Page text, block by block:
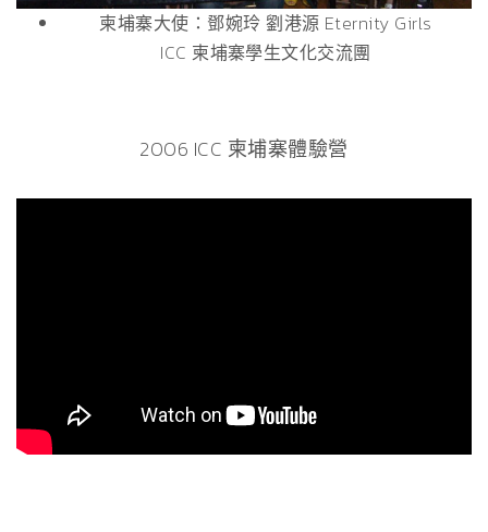
柬埔寨大使：鄧婉玲 劉港源 Eternity Girls
ICC 柬埔寨學生文化交流團
2006 ICC 柬埔寨體驗營